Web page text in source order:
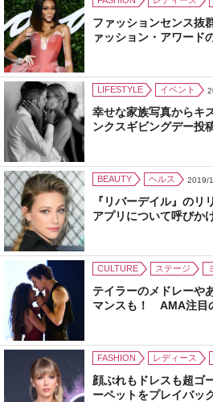
ファッションセンス
ァッション・アワード
LIFESTYLE イベント
幸せな家族写真から
ンクスギビングデー投
BEAUTY ヘルス 2019/
『リバーデイル』の
アプリについて呼びか
CULTURE ステージ
テイラーのメドレーや
マンスも！ AMA注目
FASHION レディース
顔ぶれもドレスも超
ーペットをプレイバッ